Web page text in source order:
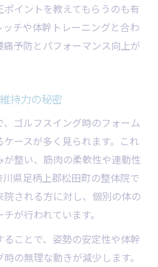
イントを教えてもらうのも有
チや体幹トレーニングと合わ
予防とパフォーマンス向上が
持力の秘密
ゴルフスイング時のフォーム
ースが多く見られます。これ
整い、筋肉の柔軟性や連動性
県足柄上郡松田町の整体院で
される方に対し、個別の体の
が行われています。
ことで、姿勢の安定性や体幹
の無理な動きが減少します。